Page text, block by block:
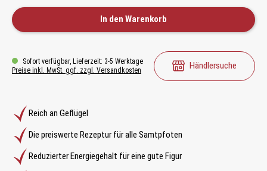
Reich an Geflügel
Die preiswerte Rezeptur für alle Samtpfoten
Reduzierter Energiegehalt für eine gute Figur
In den Warenkorb
Sofort verfügbar, Lieferzeit: 3-5 Werktage
Preise inkl. MwSt. ggf. zzgl. Versandkosten
Händlersuche